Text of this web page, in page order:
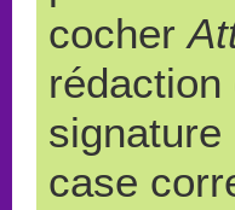
cocher
case